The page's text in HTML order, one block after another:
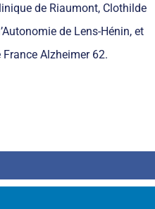
de Riaumont, Clothilde
de Lens-Hénin, et
Alzheimer 62.